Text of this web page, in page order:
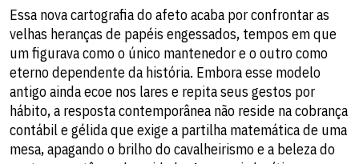
​Essa nova cartografia do afeto acaba por confrontar as
velhas heranças de papéis engessados, tempos em que
um figurava como o único mantenedor e o outro como
eterno dependente da história. Embora esse modelo
antigo ainda ecoe nos lares e repita seus gestos por
hábito, a resposta contemporânea não reside na cobrança
contábil e gélida que exige a partilha matemática de uma
mesa, apagando o brilho do cavalheirismo e a beleza do